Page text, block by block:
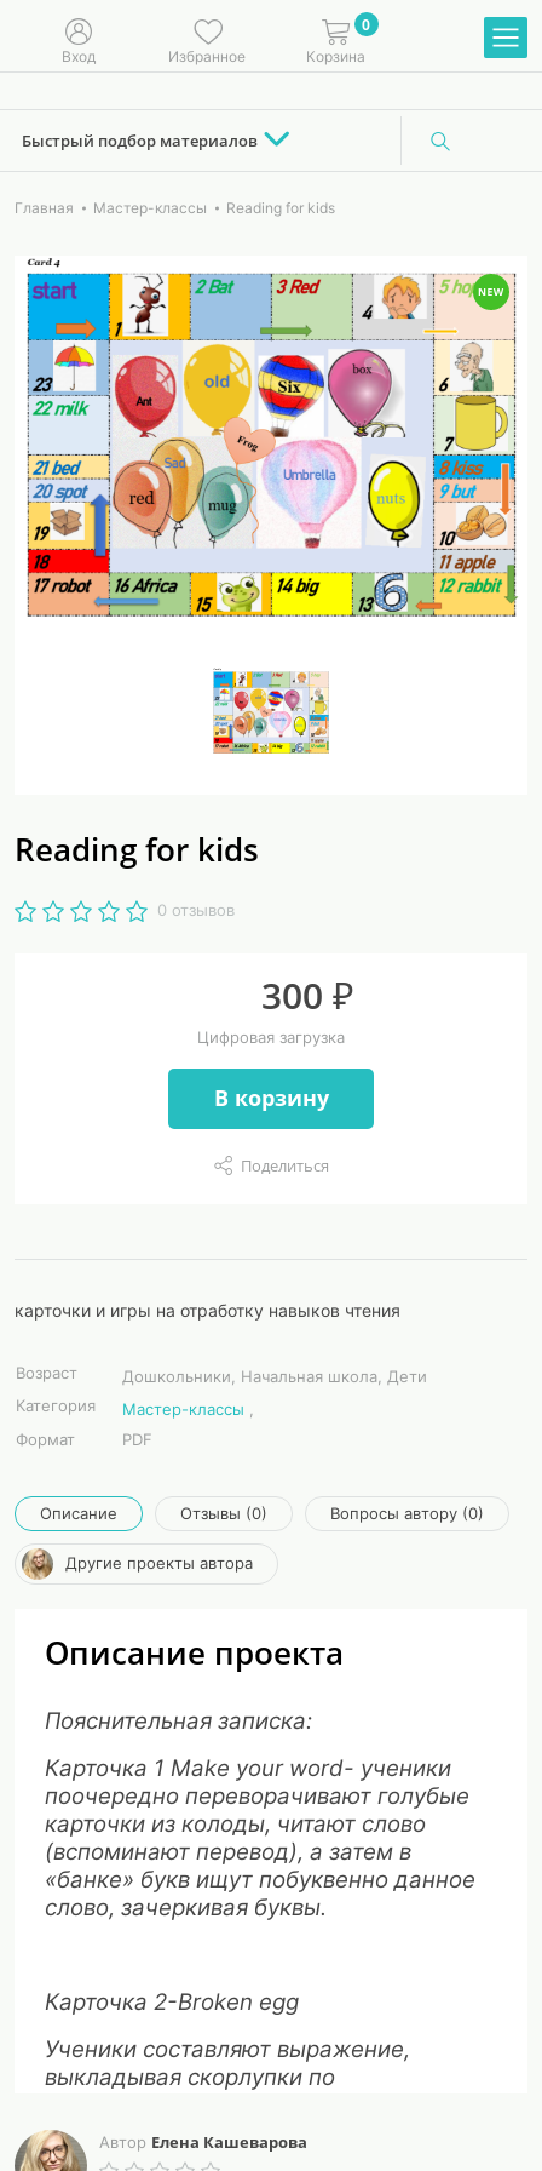
Вход Избранное
0
Корзина
Быстрый подбор материалов
Главная Мастер-классы Reading for kids
Reading for kids
0 отзывов
300 ₽
Цифровая загрузка
В корзину
Поделиться
карточки и игры на отработку навыков чтения
Возраст
Дошкольники, Начальная школа, Дети
Категория
Мастер-классы
Формат
PDF
Описание Отзывы (0) Вопросы автору (0)
Другие проекты автора
Описание проекта
Пояснительная записка:
Карточка 1 Make your word- ученики
поочередно переворачивают голубые
карточки из колоды, читают слово
(вспоминают перевод), а затем в
«банке» букв ищут побуквенно данное
слово, зачеркивая буквы.
Карточка 2-Broken egg
Ученики составляют выражение,
выкладывая скорлупки по
получившийся вариант.
Автор Елена Кашеварова